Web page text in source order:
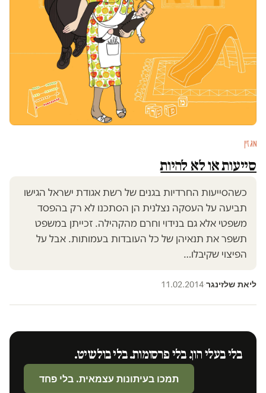
מגזין
סייעות או לא להיות
כשהסייעות החרדיות בגנים של רשת אגודת ישראל הגישו
תביעה על העסקה נצלנית הן הסתכנו לא רק בהפסד
משפטי אלא גם בנידוי וחרם מהקהילה. זכייתן במשפט
תשפר את תנאיהן של כל העובדות בעמותות. אבל על
הפיצוי שקיבלו…
ליאת שלזינגר·
11.02.2014
בלי בעלי הון. בלי פרסומות. בלי בולשיט.
תמכו בעיתונות עצמאית. בלי פחד